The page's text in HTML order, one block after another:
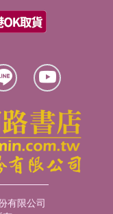
有限公司